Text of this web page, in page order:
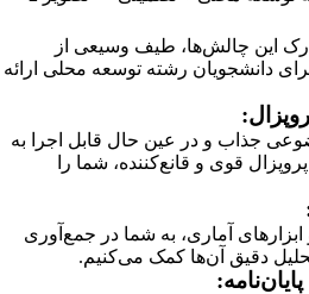
این چالش‌ها، طیف وسیعی از
دانشجویان رشته توسعه محلی ارائه
جذاب و در عین حال قابل اجرا به
قوی و قانع‌کننده، شما را
آماری، به شما در جمع‌آوری
دقیق آن‌ها کمک می‌کنیم.